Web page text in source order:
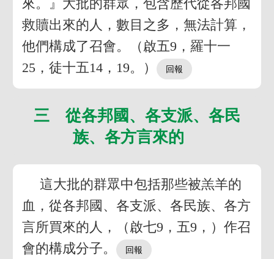
來。』大批的群眾，包含歷代從各邦國
救贖出來的人，數目之多，無法計算，
他們構成了召會。（啟五9，羅十一
25，徒十五14，19。）
三 從各邦國、各支派、各民
族、各方言來的
這大批的群眾中包括那些被羔羊的
血，從各邦國、各支派、各民族、各方
言所買來的人，（啟七9，五9，）作召
會的構成分子。